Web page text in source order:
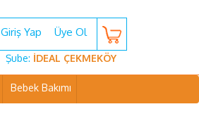
Giriş Yap Üye Ol
Şube: İDEAL ÇEKMEKÖY
Bebek Bakımı